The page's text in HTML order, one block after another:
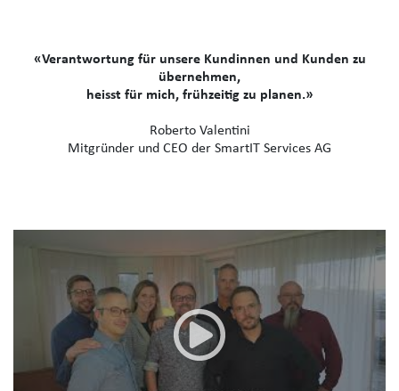
«Verantwortung für unsere Kundinnen und Kunden zu
übernehmen,
heisst für mich, frühzeitig zu planen.»
Roberto Valentini
Mitgründer und CEO der SmartIT Services AG